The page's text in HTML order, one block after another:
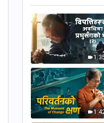
42:45
मनन
42:45
54:17